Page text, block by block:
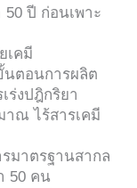
ปี ก่อนเพาะ
เคมี
นตอนการผลิต
ร่งปฎิกริยา
าณ ไร้สารเคมี
มาตรฐานสากล
50 คน